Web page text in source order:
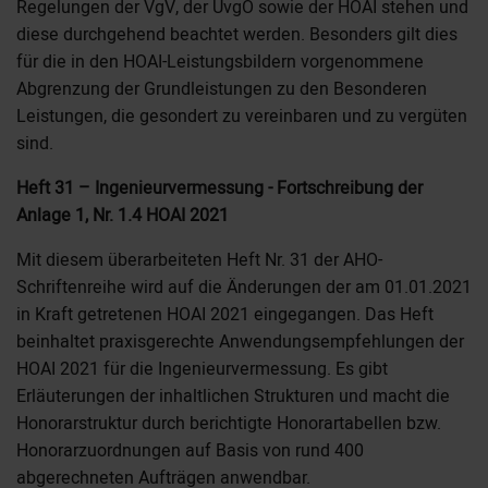
Regelungen der VgV, der UvgO sowie der HOAI stehen und
diese durchgehend beachtet werden. Besonders gilt dies
für die in den HOAI-Leistungsbildern vorgenommene
Abgrenzung der Grundleistungen zu den Besonderen
Leistungen, die gesondert zu vereinbaren und zu vergüten
sind.
Heft 31 – Ingenieurvermessung - Fortschreibung der
Anlage 1, Nr. 1.4 HOAI 2021
Mit diesem überarbeiteten Heft Nr. 31 der AHO-
Schriftenreihe wird auf die Änderungen der am 01.01.2021
in Kraft getretenen HOAI 2021 eingegangen. Das Heft
beinhaltet praxisgerechte Anwendungsempfehlungen der
HOAI 2021 für die Ingenieurvermessung. Es gibt
Erläuterungen der inhaltlichen Strukturen und macht die
Honorarstruktur durch berichtigte Honorartabellen bzw.
Honorarzuordnungen auf Basis von rund 400
abgerechneten Aufträgen anwendbar.